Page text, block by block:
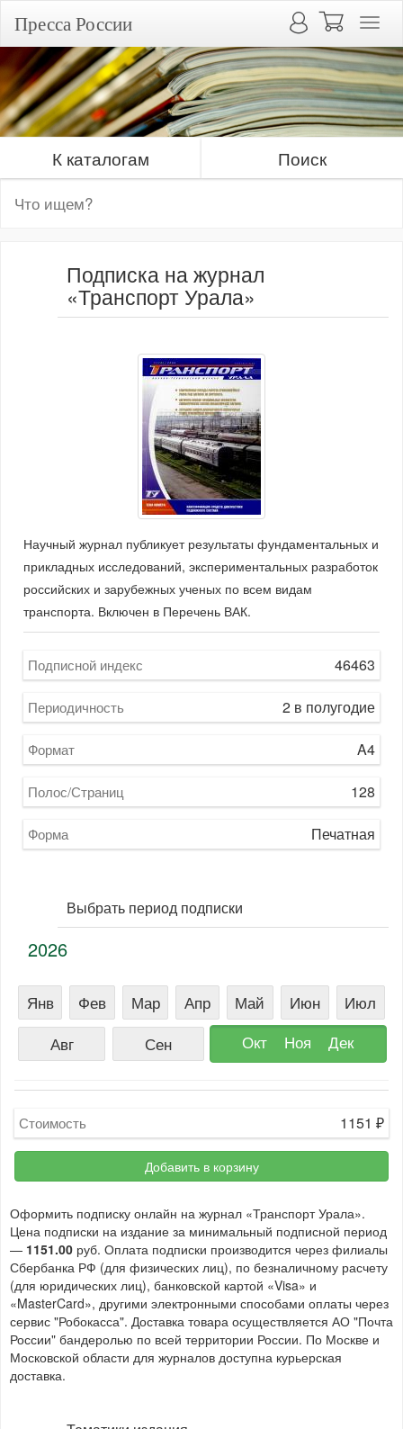
Пресса России
К каталогам Поиск
Подписка на журнал
«Транспорт Урала»
Научный журнал публикует результаты фундаментальных и
прикладных исследований, экспериментальных разработок
российских и зарубежных ученых по всем видам
транспорта. Включен в Перечень ВАК.
Подписной индекс 46463
Периодичность 2 в полугодие
Формат A4
Полос/Страниц 128
Форма Печатная
Выбрать период подписки
2026
Янв Фев Мар Апр Май Июн
Июл
Авг
Сен Окт Ноя Дек
Стоимость 1151 ₽
Добавить в корзину
Оформить подписку онлайн на журнал «Транспорт Урала».
Цена подписки на издание за минимальный подписной период
— 1151.00 руб. Оплата подписки производится через филиалы
Сбербанка РФ (для физических лиц), по безналичному расчету
(для юридических лиц), банковской картой «Visa» и
«MasterCard», другими электронными способами оплаты через
сервис "Робокасса". Доставка товара осуществляется АО "Почта
России" бандеролью по всей территории России. По Москве и
Московской области для журналов доступна курьерская
доставка.